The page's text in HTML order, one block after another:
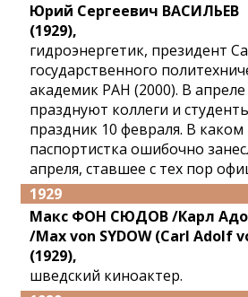
Юрий Сергеевич ВАСИЛЬЕВ
(1929),
гидроэнергетик, президент
государственного
академик РАН (2000). В
празднуют коллеги и
праздник 10 февраля. В
паспортистка ошибочно
апреля, ставшее с тех пор
1929
Макс ФОН СЮДОВ /Карл
/Max von SYDOW (Carl Adolf
(1929),
шведский киноактер.